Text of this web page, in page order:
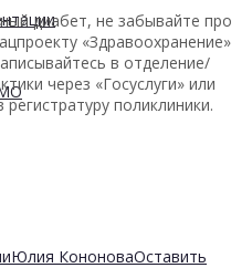
диабет, не забывайте про
«Здравоохранение»
в отделение/
через «Госуслуги» или
поликлиники.
Юлия КононоваОставить